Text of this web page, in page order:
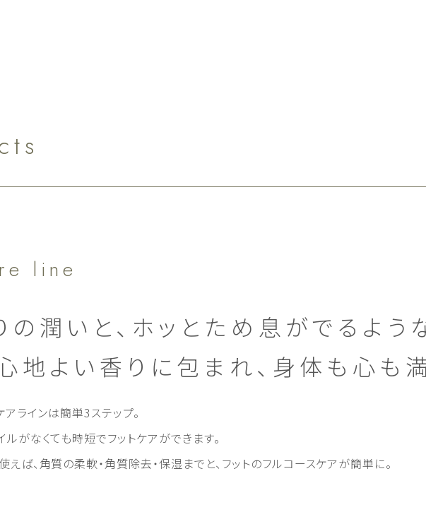
ts
line
潤いと、 ホッとため息がでるよう
地よい香りに包まれ、 身体も心も
ラインは簡単3ステップ。
ルがなくても時短でフットケアができます。
えば、角質の柔軟・角質除去・保湿までと、フットのフルコースケアが簡単に。